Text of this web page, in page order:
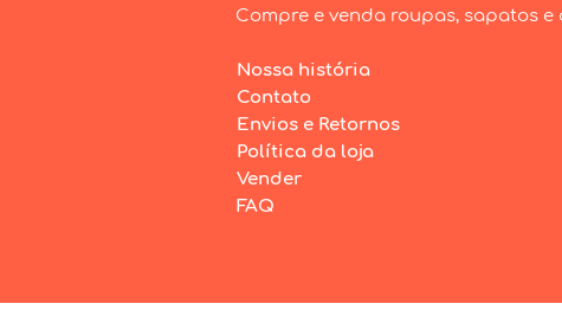
Compre e venda roupas, sapatos
Nossa história
Contato
Envios e Retornos
Política da loja
Vender
FAQ